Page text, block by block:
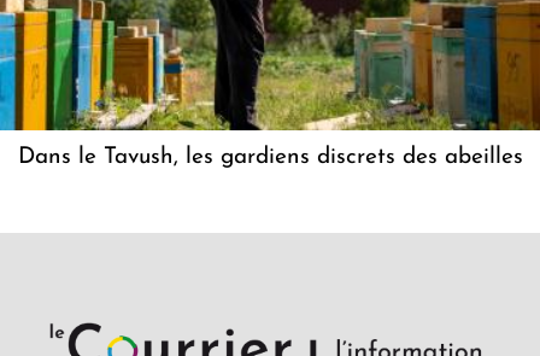
Dans le Tavush, les gardiens discrets des abeilles